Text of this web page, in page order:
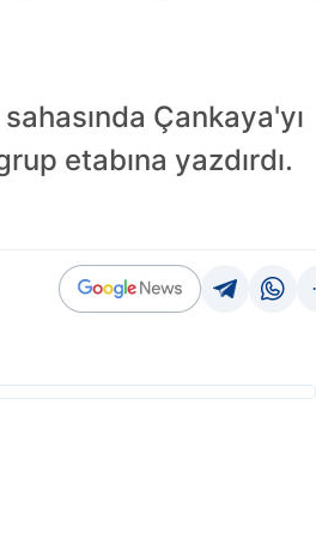
Çankaya'yı
etabına yazdırdı.